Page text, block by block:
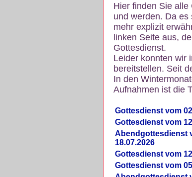
Hier finden Sie
und werden. Da
mehr explizit
linken Seite aus,
Gottesdienst.
Leider konnten wir
bereitstellen. Seit
In den
Aufnahmen ist die
Gottesdienst vom
Gottesdienst vom
Abendgottesdienst
18.07.2026
Gottesdienst vom
Gottesdienst vom